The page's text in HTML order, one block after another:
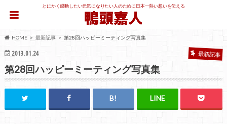
とにかく感動したい元気になりたい人のために日本一熱い想いを伝える
HOME 最新記事 第28回ハッピーミーティング写真集
2013.01.24 最新記事
第28回ハッピーミーティング写真集